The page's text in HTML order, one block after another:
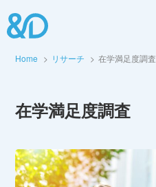
Home リサーチ 在学満足度調査
在学満足度調査